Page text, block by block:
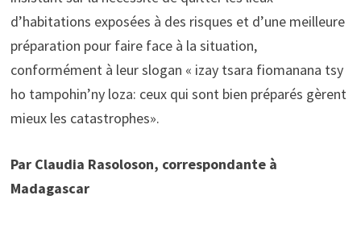
d’habitations exposées à des risques et d’une meilleure
préparation pour faire face à la situation,
conformément à leur slogan « izay tsara fiomanana tsy
ho tampohin’ny loza: ceux qui sont bien préparés gèrent
mieux les catastrophes».
Par Claudia Rasoloson, correspondante à
Madagascar